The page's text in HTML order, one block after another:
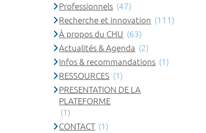
Professionnels (47)
Recherche et innovation (111)
À propos du CHU (63)
Actualités & Agenda (2)
Infos & recommandations (1)
RESSOURCES (1)
PRESENTATION DE LA
PLATEFORME
(1)
CONTACT (1)